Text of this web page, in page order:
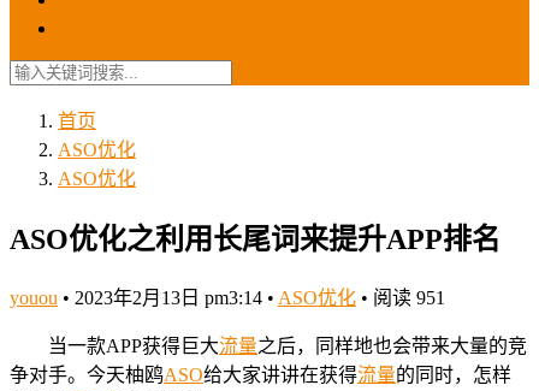
首页
ASO优化
ASO优化
ASO优化之利用长尾词来提升APP排名
youou • 2023年2月13日 pm3:14 • ASO优化 • 阅读 951
当一款APP获得巨大流量之后，同样地也会带来大量的竞
争对手。今天柚鸥ASO给大家讲讲在获得流量的同时，怎样